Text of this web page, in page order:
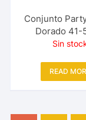
Conjunto
Dorado 41-
Sin
READ